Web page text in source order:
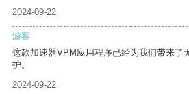
2024-09-22
游客
这款加速器VPM应用程序已经为我们带来了
护。
2024-09-22